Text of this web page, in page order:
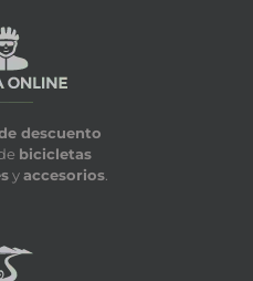
descuento
bicicletas
yaccesorios